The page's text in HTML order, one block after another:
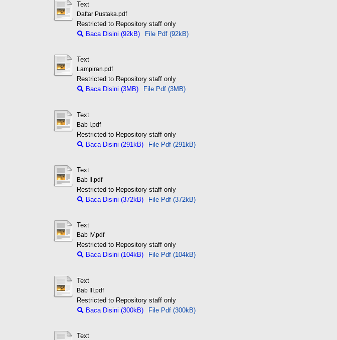
Text
Daftar Pustaka.pdf
Restricted to Repository staff only
Baca Disini (92kB)
File Pdf (92kB)
Text
Lampiran.pdf
Restricted to Repository staff only
Baca Disini (3MB)
File Pdf (3MB)
Text
Bab I.pdf
Restricted to Repository staff only
Baca Disini (291kB)
File Pdf (291kB)
Text
Bab II.pdf
Restricted to Repository staff only
Baca Disini (372kB)
File Pdf (372kB)
Text
Bab IV.pdf
Restricted to Repository staff only
Baca Disini (104kB)
File Pdf (104kB)
Text
Bab III.pdf
Restricted to Repository staff only
Baca Disini (300kB)
File Pdf (300kB)
Text